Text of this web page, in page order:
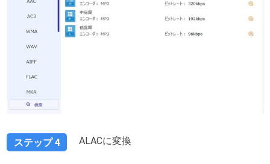
ステップ 4 ALACに変換